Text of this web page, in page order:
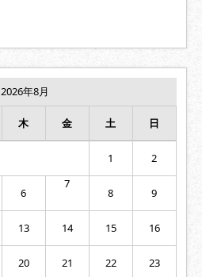
2026年8月
木 金 土 日
1 2
6
7
8 9
13 14 15 16
20 21 22 23